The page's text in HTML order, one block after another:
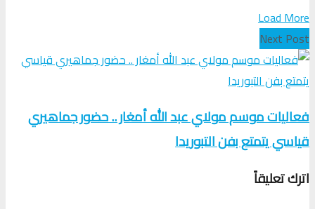
Load More
Next Post
فعاليات موسم مولاي عبد الله أمغار .. حضور جماهيري
قياسي يتمتع بفن التبوريدا
اترك تعليقاً